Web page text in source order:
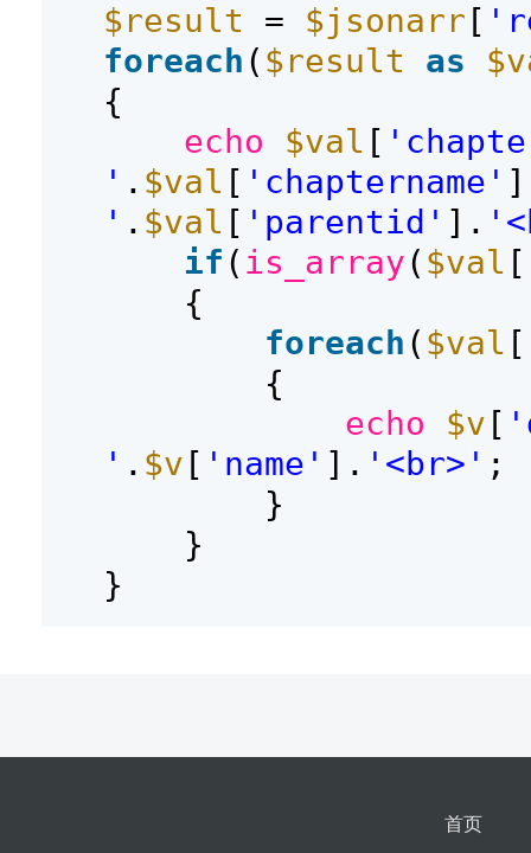
$result = $jsonarr [
foreach ( $result as
{
echo
$val [
' . $val [ 'chaptername'
' . $val [ 'parentid' ].
if ( is_array( $val [
{
foreach ( $val [
{
echo
$v [
' . $v [ 'name' ]. '<br>' ;
}
}
}
首页